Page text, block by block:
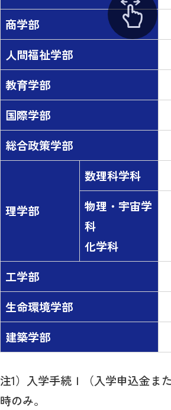
商学部
人間福祉学部
教育学部
国際学部
総合政策学部
理学部
数理科学科
物理・宇宙学
科
化学科
工学部
生命環境学部
建築学部
注1）入学手続Ｉ（入学申込金ま
時のみ。